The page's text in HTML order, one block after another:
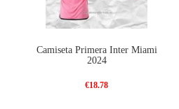
Camiseta Primera Inter Miami
2024
€18.78